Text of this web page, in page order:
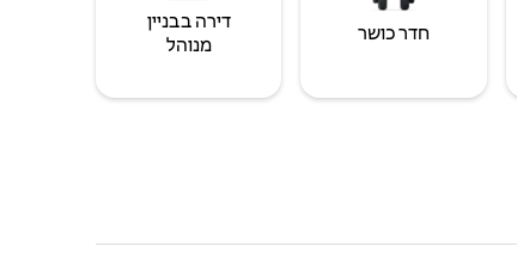
חדר כושר
דירה בבניין
מנוהל